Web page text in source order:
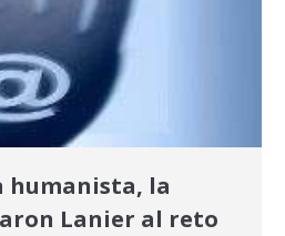
humanista, la
Lanier al reto